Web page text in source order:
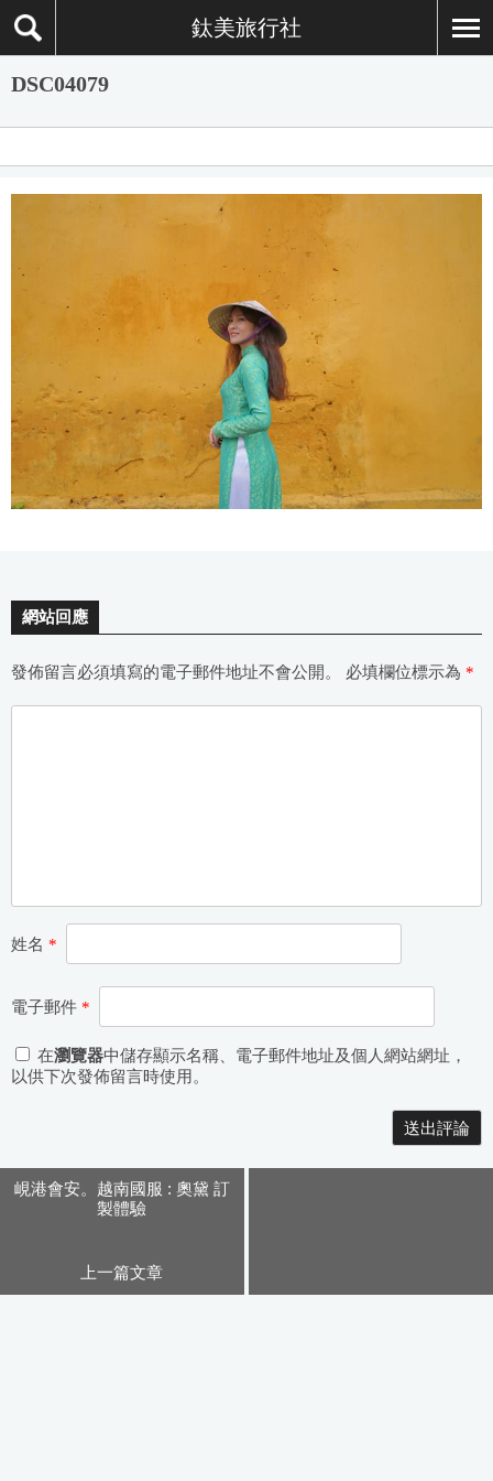
鈦美旅行社
DSC04079
網站回應
發佈留言必須填寫的電子郵件地址不會公開。 必填欄位標示為 *
姓名 *
電子郵件 *
在瀏覽器中儲存顯示名稱、電子郵件地址及個人網站網址，
以供下次發佈留言時使用。
峴港會安。越南國服 : 奧黛 訂
製體驗
上一篇文章